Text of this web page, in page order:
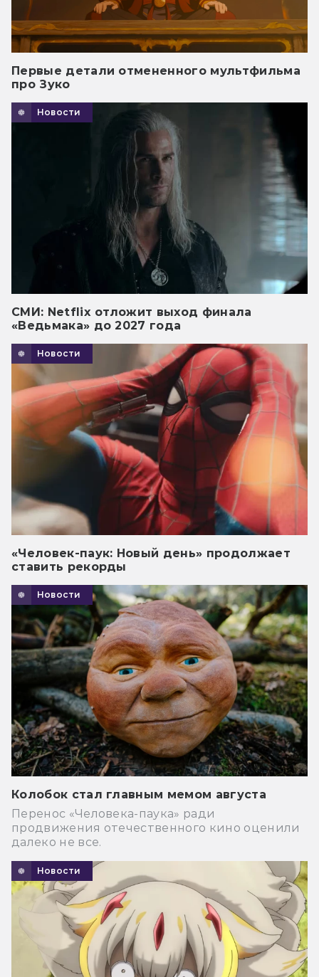
Первые детали отмененного мультфильма
про Зуко
Новости
СМИ: Netflix отложит выход финала
«Ведьмака» до 2027 года
Новости
«Человек-паук: Новый день» продолжает
ставить рекорды
Новости
Колобок стал главным мемом августа
Перенос «Человека-паука» ради
продвижения отечественного кино оценили
далеко не все.
Новости